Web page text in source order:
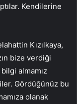
Kendilerine
Kızılkaya,
bize verdiği
bilgi almamız
Gördüğünüz bu
olanak